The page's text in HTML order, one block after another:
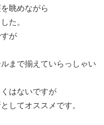
眺めながら
た。
が
まで揃えていらっしゃい
はないですが
してオススメです。